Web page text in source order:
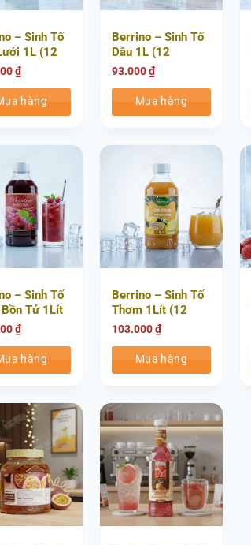
– Sinh Tố
1L (12
₫
hàng
Berrino – Sinh Tố
Dâu 1L (12
Chai/Thùng)
93.000₫
Mua hàng
– Sinh Tố
Bồn Tử 1Lít
Thùng)
₫
hàng
Berrino – Sinh Tố
Thơm 1Lít (12
Chai/thùng)
103.000₫
Mua hàng